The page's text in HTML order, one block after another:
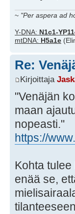
~ "Per aspera ad
Y-DNA: N1c1-
mtDNA: H5a1e
Re:
Kirjoittaja
"Venäjän
maan
nopeasti."
https://
Kohta
enää se,